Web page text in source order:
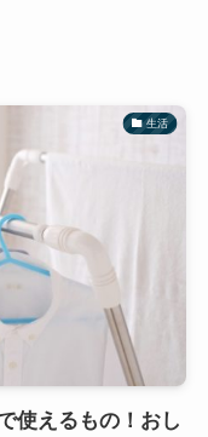
生活
使えるもの！おし